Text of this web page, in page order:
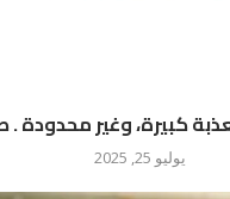
كبيرة، وغير محدودة
يوليو 25, 2025